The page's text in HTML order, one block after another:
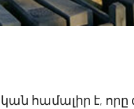
համալիր է, որը